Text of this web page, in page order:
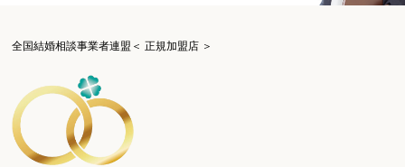
全国結婚相談事業者連盟＜ 正規加盟店 ＞